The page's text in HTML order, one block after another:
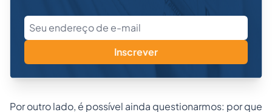
Inscrever
Por outro lado, é possível ainda questionarmos: por que